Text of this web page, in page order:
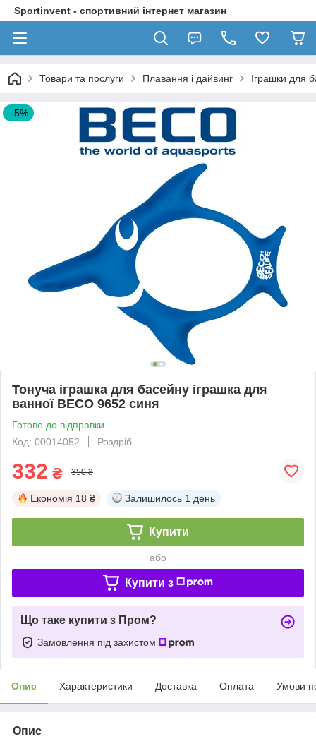
Sportinvent - спортивний інтернет магазин
Товари та послуги Плавання і дайвинг Іграшки для
–5%
Тонуча іграшка для басейну іграшка для
ванної BECO 9652 синя
Готово до відправки
Код: 00014052
Роздріб
332 ₴ 350 ₴
Економія 18 ₴ Залишилось 1 день
Купити
або
Купити з
Що таке купити з Пром?
Замовлення під захистом
Опис Характеристики Доставка Оплата Умови
Опис